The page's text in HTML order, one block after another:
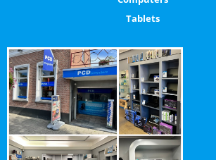
Tablets